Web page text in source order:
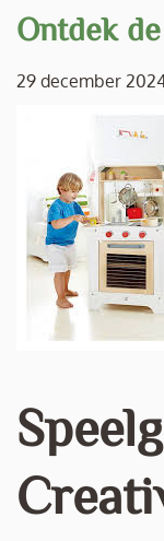
Ontdek
29 december